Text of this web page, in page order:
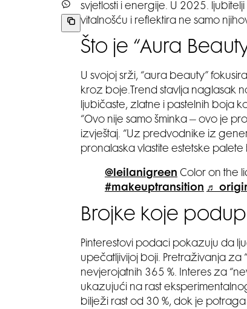
svjetlosti i energije. U 2025.
vitalnošću i reflektira ne samo
Što je “Aura
U svojoj srži, “aura beauty”
kroz boje.Trend stavlja naglasak
ljubičaste, zlatne i pastelnih boja
“Ovo nije samo šminka – ovo je
izvještaj. “Uz predvodnike iz
pronalaska vlastite estetske
@leilanigreen Color on the
#makeuptransition ♬
Brojke koje
Pinterestovi podaci pokazuju da
upečatljivijoj boji. Pretraživanja za
nevjerojatnih 365 %. Interes za
ukazujući na rast
bilježi rast od 30 %, dok je